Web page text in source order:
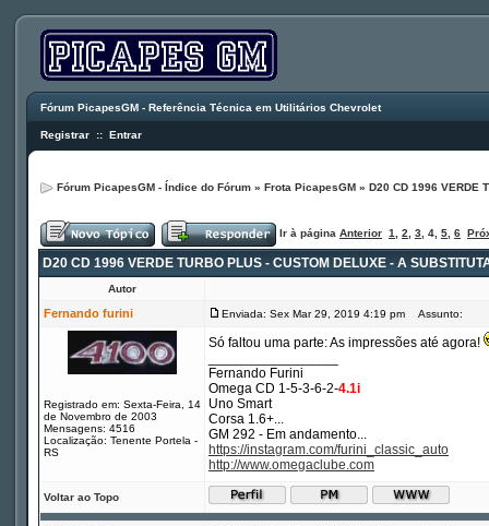
Fórum PicapesGM - Referência Técnica em Utilitários Chevrolet
Registrar :: Entrar
Fórum PicapesGM - Índice do Fórum » Frota PicapesGM » D20 CD 1996 VERDE
Ir à página Anterior 1 2 3 4 5 6
D20 CD 1996 VERDE TURBO PLUS - CUSTOM DELUXE - A
Autor
Fernando furini Enviada: Sex Mar 29, 2019 4:19 pm Assunto:
Registrado em: Sexta-Feira, 14
de Novembro de 2003
Mensagens: 4516
Localização: Tenente Portela -
RS
Só faltou uma parte: As impressões até agora!
Fernando Furini
Omega CD 1-5-3-6-2-4.1i
Uno Smart
Corsa 1.6+...
GM 292 - Em andamento...
https://instagram.com/furini_classic_auto
http://www.omegaclube.com
Voltar ao Topo